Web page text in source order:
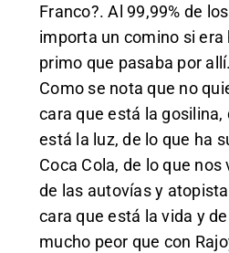
Franco?. Al 99,99% de
importa un comino si era
primo que pasaba por allí.
Como se nota que no
cara que está la gosilina,
está la luz, de lo que ha
Coca Cola, de lo que
de las autovías y
cara que está la vida y
mucho peor que con